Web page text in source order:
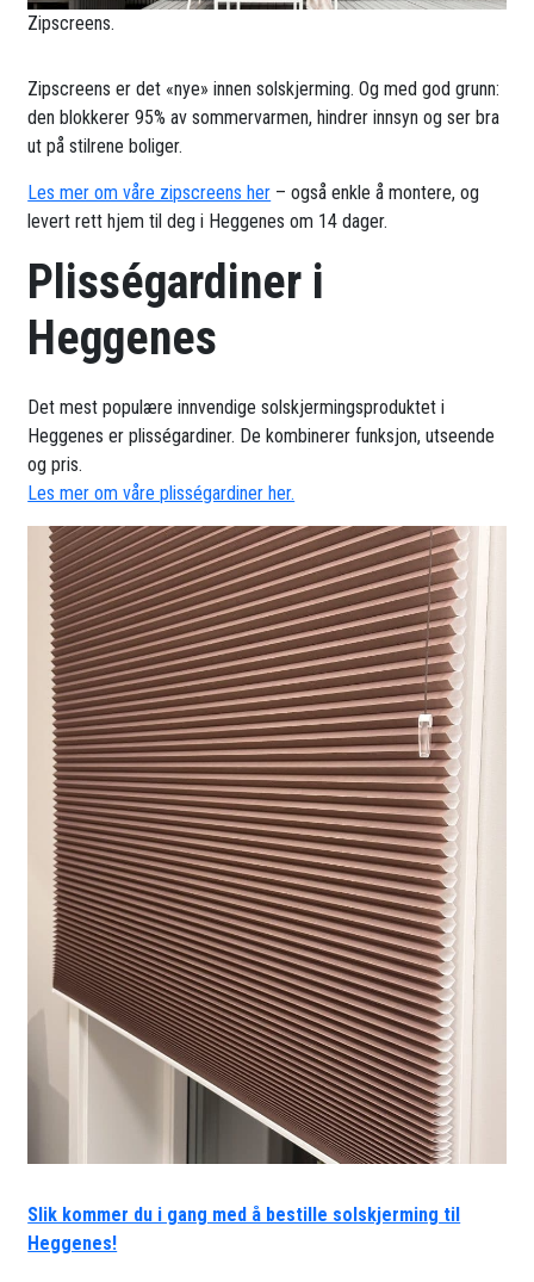
Zipscreens.
Zipscreens er det «nye» innen solskjerming. Og med god grunn:
den blokkerer 95% av sommervarmen, hindrer innsyn og ser bra
ut på stilrene boliger.
Les mer om våre zipscreens her – også enkle å montere, og
levert rett hjem til deg i Heggenes om 14 dager.
Plisségardiner i
Heggenes
Det mest populære innvendige solskjermingsproduktet i
Heggenes er plisségardiner. De kombinerer funksjon, utseende
og pris.
Les mer om våre plisségardiner her.
Slik kommer du i gang med å bestille solskjerming til
Heggenes!